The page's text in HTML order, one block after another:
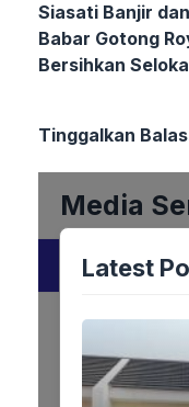
Siasati Banjir
Babar Gotong
Bersihkan
Tinggalkan